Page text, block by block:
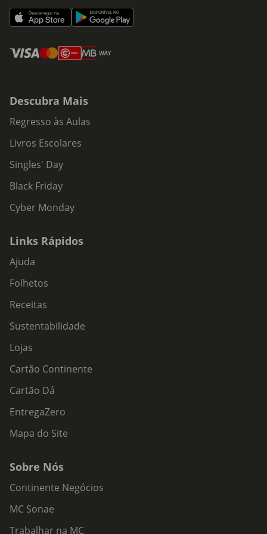
Descubra Mais
Regresso às Aulas
Livros Escolares
Singles' Day
Black Friday
Cyber Monday
Links Rápidos
Ajuda
Folhetos
Receitas
Sustentabilidade
Lojas
Cartão Continente
Cartão Dá
EntregaZero
Mapa do Site
Sobre Nós
Continente Negócios
MC Sonae
Trabalhar na MC